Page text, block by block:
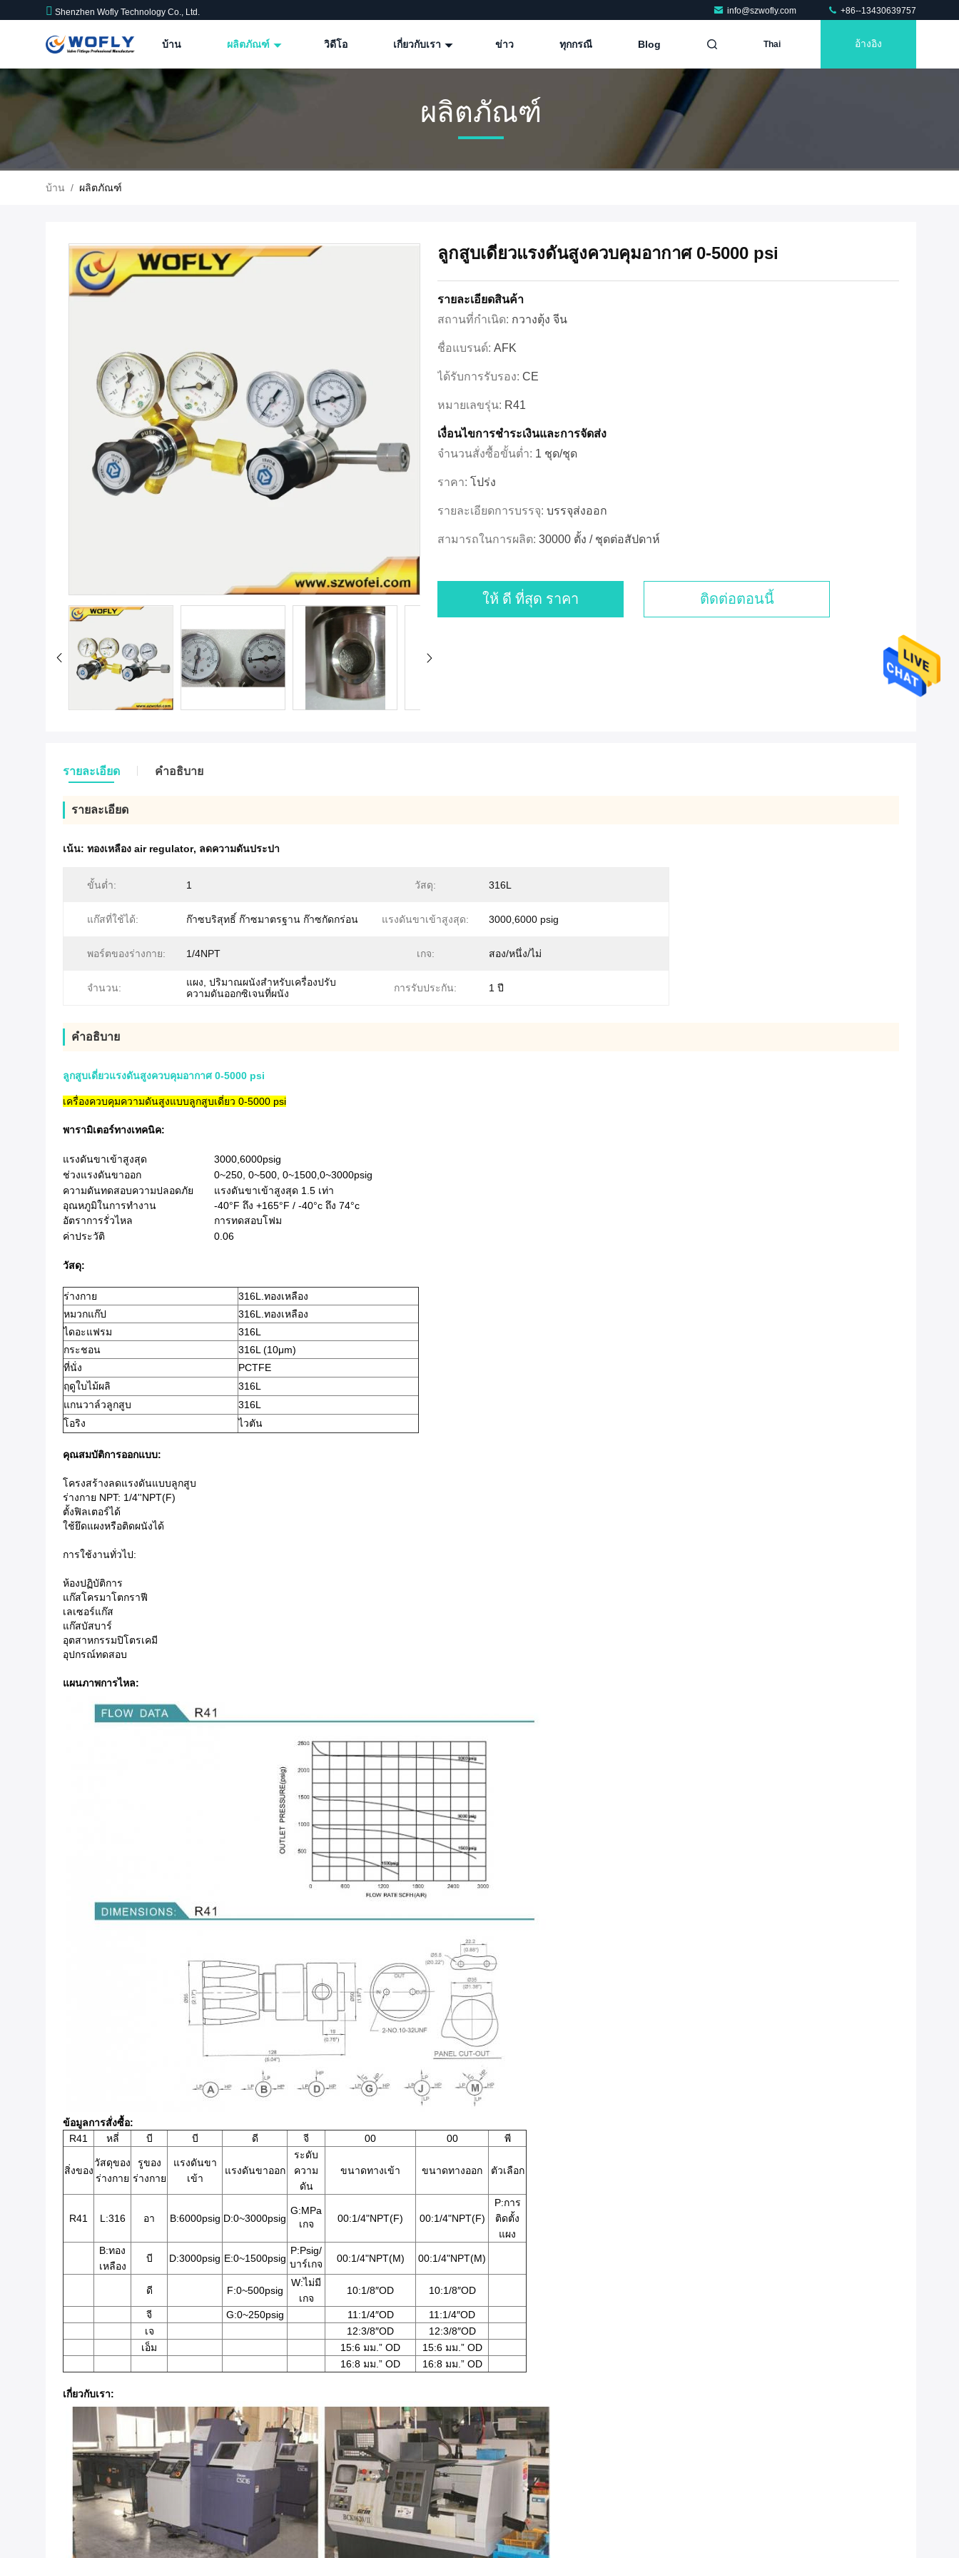
Shenzhen Wofly Technology Co., Ltd. info@szwofly.com +86--13430639757
บ้าน ผลิตภัณฑ์ วิดีโอ เกี่ยวกับเรา ข่าว ทุกกรณี Blog Thai อ้างอิง
ผลิตภัณฑ์
บ้าน / ผลิตภัณฑ์
ลูกสูบเดี่ยวแรงดันสูงควบคุมอากาศ 0-5000 psi
รายละเอียดสินค้า
สถานที่กำเนิด: กวางตุ้ง จีน
ชื่อแบรนด์: AFK
ได้รับการรับรอง: CE
หมายเลขรุ่น: R41
เงื่อนไขการชําระเงินและการจัดส่ง
จำนวนสั่งซื้อขั้นต่ำ: 1 ชุด/ชุด
ราคา: โปร่ง
รายละเอียดการบรรจุ: บรรจุส่งออก
สามารถในการผลิต: 30000 ตั้ง / ชุดต่อสัปดาห์
ให้ ดี ที่สุด ราคา ติดต่อตอนนี้
รายละเอียด คําอธิบาย
รายละเอียด
เน้น: ทองเหลือง air regulator, ลดความดันประปา
ขั้นต่ำ: 1 วัสดุ: 316L
แก๊สที่ใช้ได้: ก๊าซบริสุทธิ์ ก๊าซมาตรฐาน ก๊าซกัดกร่อน แรงดันขาเข้าสูงสุด: 3000,6000 psig
พอร์ตของร่างกาย: 1/4NPT เกจ: สอง/หนึ่ง/ไม่
จำนวน:
แผง, ปริมาณผนังสำหรับเครื่องปรับ
ความดันออกซิเจนที่ผนัง
การรับประกัน: 1 ปี
คําอธิบาย
ลูกสูบเดี่ยวแรงดันสูงควบคุมอากาศ 0-5000 psi
เครื่องควบคุมความดันสูงแบบลูกสูบเดี่ยว 0-5000 psi
พารามิเตอร์ทางเทคนิค:
แรงดันขาเข้าสูงสุด
3000,6000psig
ช่วงแรงดันขาออก
0~250, 0~500, 0~1500,0~3000psig
ความดันทดสอบความปลอดภัย
แรงดันขาเข้าสูงสุด 1.5 เท่า
อุณหภูมิในการทำงาน
-40°F ถึง +165°F / -40°c ถึง 74°c
อัตราการรั่วไหล
การทดสอบโฟม
ค่าประวัติ
0.06
วัสดุ:
ร่างกาย
316L.ทองเหลือง
หมวกแก๊ป
316L.ทองเหลือง
ไดอะแฟรม
316L
กระชอน
316L (10μm)
ที่นั่ง
PCTFE
ฤดูใบไม้ผลิ
316L
แกนวาล์วลูกสูบ
316L
โอริง
ไวตัน
คุณสมบัติการออกแบบ:
โครงสร้างลดแรงดันแบบลูกสูบ
ร่างกาย NPT: 1/4''NPT(F)
ตั้งฟิลเตอร์ได้
ใช้ยึดแผงหรือติดผนังได้
การใช้งานทั่วไป:
ห้องปฏิบัติการ
แก๊สโครมาโตกราฟี
เลเซอร์แก๊ส
แก๊สบัสบาร์
อุตสาหกรรมปิโตรเคมี
อุปกรณ์ทดสอบ
แผนภาพการไหล:
ข้อมูลการสั่งซื้อ:
R41
หลี่ บี บี ดี จี 00 00 พี
สิ่งของ
วัสดุของ
ร่างกาย
รูของ
ร่างกาย
แรงดันขา
เข้า
แรงดันขาออก
ระดับ
ความ
ดัน
ขนาดทางเข้า ขนาดทางออก ตัวเลือก
R41 L:316 อา B:6000psig D:0~3000psig
G:MPa
เกจ
00:1/4"NPT(F) 00:1/4"NPT(F)
P:การ
ติดตั้ง
แผง
B:ทอง
เหลือง
บี D:3000psig E:0~1500psig
P:Psig/
บาร์เกจ
00:1/4"NPT(M) 00:1/4"NPT(M)
ดี F:0~500psig
W:ไม่มี
เกจ
10:1/8″OD 10:1/8″OD
จี G:0~250psig 11:1/4″OD
11:1/4″OD
เจ
12:3/8″OD
12:3/8″OD
เอ็ม
15:6 มม.” OD
15:6 มม.” OD
16:8 มม.” OD
16:8 มม.” OD
เกี่ยวกับเรา: